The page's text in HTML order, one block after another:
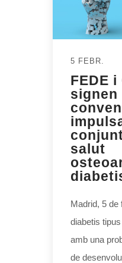
5 FEBR.
FEDE i
signen
salut
Madrid, 5 de
diabetis
amb una
de